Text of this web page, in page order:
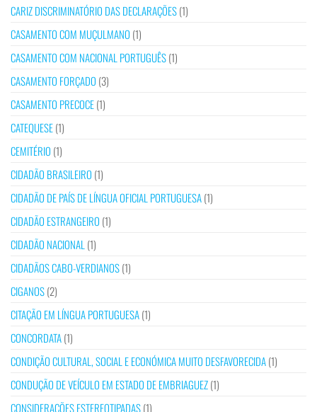
CARIZ DISCRIMINATÓRIO DAS DECLARAÇÕES(1)
CASAMENTO COM MUÇULMANO (1)
CASAMENTO COM NACIONAL PORTUGUÊS(1)
CASAMENTO FORÇADO (3)
CASAMENTO PRECOCE(1)
CATEQUESE(1)
CEMITÉRIO (1)
CIDADÃO BRASILEIRO (1)
CIDADÃO DE PAÍS DE LÍNGUA OFICIAL PORTUGUESA(1)
CIDADÃO ESTRANGEIRO (1)
CIDADÃO NACIONAL (1)
CIDADÃOS CABO-VERDIANOS(1)
CIGANOS(2)
CITAÇÃO EM LÍNGUA PORTUGUESA(1)
CONCORDATA(1)
CONDIÇÃO CULTURAL, SOCIAL E ECONÓMICA MUITO DESFAVORECIDA(1)
CONDUÇÃO DE VEÍCULO EM ESTADO DE EMBRIAGUEZ(1)
CONSIDERAÇÕES ESTEREOTIPADAS(1)